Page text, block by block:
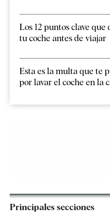
Los 12 puntos clave que
tu coche antes de viajar
Esta es la multa que te
por lavar el coche en la
Principales secciones